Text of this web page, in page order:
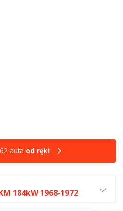
auta od ręki
184kW 1968-1972